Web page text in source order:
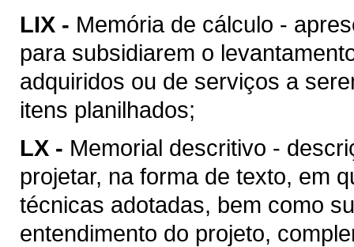
LIX - Memória de cálculo -
para subsidiarem o
adquiridos ou de serviços a
itens planilhados;
LX - Memorial descritivo -
projetar, na forma de texto, em
técnicas adotadas, bem como
entendimento do projeto,